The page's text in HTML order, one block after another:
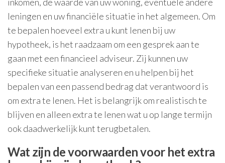
leningen en uw financiële situatie in het algemeen. Om
te bepalen hoeveel extra u kunt lenen bij uw
hypotheek, is het raadzaam om een gesprek aan te
gaan met een financieel adviseur. Zij kunnen uw
specifieke situatie analyseren en u helpen bij het
bepalen van een passend bedrag dat verantwoord is
om extra te lenen. Het is belangrijk om realistisch te
blijven en alleen extra te lenen wat u op lange termijn
ook daadwerkelijk kunt terugbetalen.
Wat zijn de voorwaarden voor het extra